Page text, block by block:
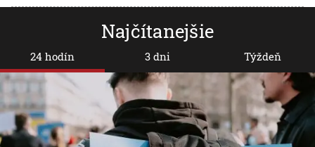
Najčítanejšie
24 hodín 3 dni Týždeň